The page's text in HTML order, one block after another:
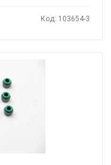
Код: 103654-3